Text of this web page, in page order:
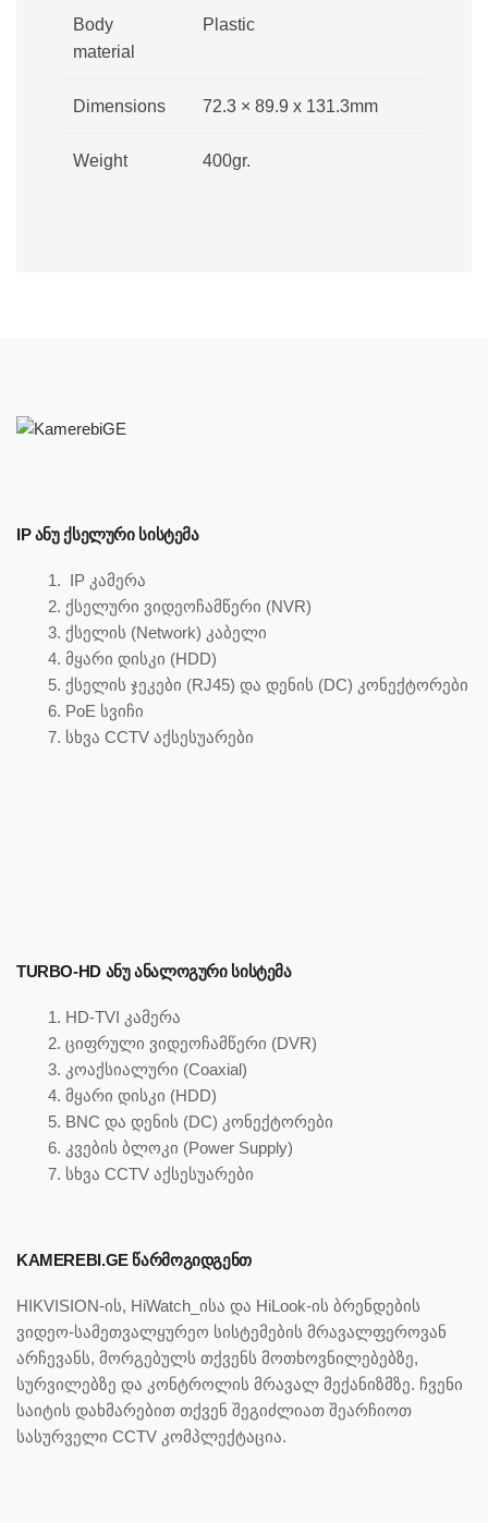
Body
material
Plastic
Dimensions 72.3 × 89.9 x 131.3mm
Weight 400gr.
IP ᲐᲜᲣ ᲥᲡᲔᲚᲣᲠᲘ ᲡᲘᲡᲢᲔᲛᲐ
IP კამერა
ქსელური ვიდეოჩამწერი (NVR)
ქსელის (Network) კაბელი
მყარი დისკი (HDD)
ქსელის ჯეკები (RJ45) და დენის (DC) კონექტორები
PoE სვიჩი
სხვა CCTV აქსესუარები
TURBO-HD ᲐᲜᲣ ᲐᲜᲐᲚᲝᲒᲣᲠᲘ ᲡᲘᲡᲢᲔᲛᲐ
HD-TVI კამერა
ციფრული ვიდეოჩამწერი (DVR)
კოაქსიალური (Coaxial)
მყარი დისკი (HDD)
BNC და დენის (DC) კონექტორები
კვების ბლოკი (Power Supply)
სხვა CCTV აქსესუარები
KAMEREBI.GE ᲬᲐᲠᲛᲝᲒᲘᲓᲒᲔᲜᲗ
HIKVISION-ის, HiWatch_ისა და HiLook-ის ბრენდების
ვიდეო-სამეთვალყურეო სისტემების მრავალფეროვან
არჩევანს, მორგებულს თქვენს მოთხოვნილებებზე,
სურვილებზე და კონტროლის მრავალ მექანიზმზე. ჩვენი
საიტის დახმარებით თქვენ შეგიძლიათ შეარჩიოთ
სასურველი CCTV კომპლექტაცია.